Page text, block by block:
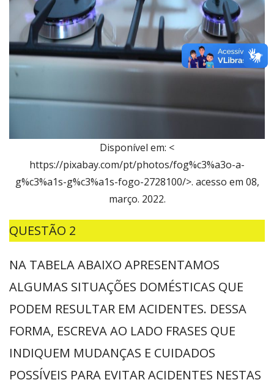
Disponível em: <
https://pixabay.com/pt/photos/fog%c3%a3o-a-
g%c3%a1s-g%c3%a1s-fogo-2728100/>. acesso em 08,
março. 2022.
QUESTÃO 2
NA TABELA ABAIXO APRESENTAMOS
ALGUMAS SITUAÇÕES DOMÉSTICAS QUE
PODEM RESULTAR EM ACIDENTES. DESSA
FORMA, ESCREVA AO LADO FRASES QUE
INDIQUEM MUDANÇAS E CUIDADOS
POSSÍVEIS PARA EVITAR ACIDENTES NESTAS